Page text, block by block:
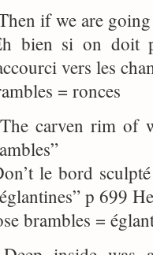
if we are
bien si on doit
vers les
= ronces
carven rim of
le bord
p 699
brambles =